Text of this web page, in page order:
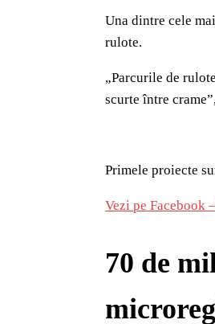
Una dintre cele
rulote.
„Parcurile de
scurte între
Primele proiecte
Vezi pe Facebook
70 de